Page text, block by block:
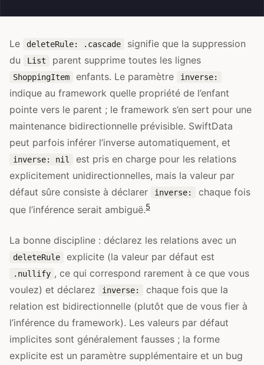
Le deleteRule: .cascade
signifie que la suppression
du
List parent supprime toutes les lignes
ShoppingItem enfants. Le paramètre inverse:
indique au framework quelle propriété de l’enfant
pointe vers le parent ; le framework s’en sert pour une
maintenance bidirectionnelle prévisible. SwiftData
peut parfois inférer l’inverse automatiquement, et
inverse: nil
est pris en charge pour les relations
explicitement unidirectionnelles, mais la valeur par
défaut sûre consiste à déclarer
inverse:
chaque fois
que l’inférence serait ambiguë.5
La bonne discipline : déclarez les relations avec un
deleteRule explicite (la valeur par défaut est
.nullify , ce qui correspond rarement à ce que vous
voulez) et déclarez
inverse:
chaque fois que la
relation est bidirectionnelle (plutôt que de vous fier à
l’inférence du framework). Les valeurs par défaut
implicites sont généralement fausses ; la forme
explicite est un paramètre supplémentaire et un bug